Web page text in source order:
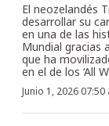
El neozelandés
desarrollar su
en una de las
Mundial gracias
que ha
en el de los ‘All
Junio 1, 2026 07:50